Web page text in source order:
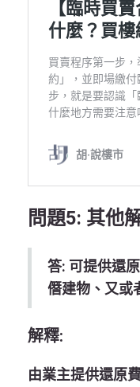
問題5: 其他
答: 可提供還
僭建物、又或
解釋:
由業主提供還原